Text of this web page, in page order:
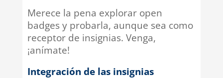
Merece la pena explorar open
badges y probarla, aunque sea como
receptor de insignias. Venga,
¡anímate!
Integración de las insignias